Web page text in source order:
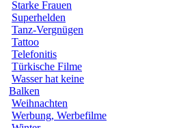
Starke Frauen
Superhelden
Tanz-Vergnügen
Tattoo
Telefonitis
Türkische Filme
Wasser hat keine
Balken
Weihnachten
Werbung, Werbefilme